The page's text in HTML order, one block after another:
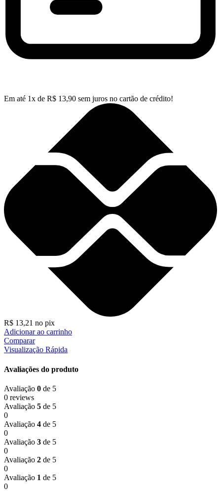
Em até 1x de R$ 13,90 sem juros no cartão de crédito!
R$ 13,21 no pix
Adicionar ao carrinho
Comparar
Visualização Rápida
Avaliações do produto
Avaliação 0 de 5
0 reviews
Avaliação 5 de 5
0
Avaliação 4 de 5
0
Avaliação 3 de 5
0
Avaliação 2 de 5
0
Avaliação 1 de 5
0